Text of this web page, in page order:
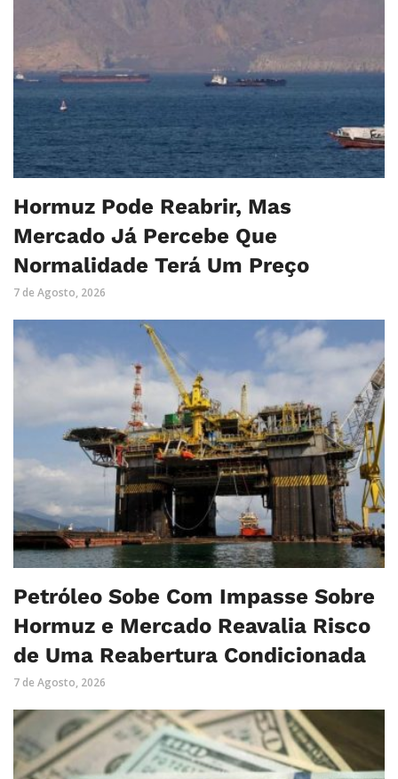
Hormuz Pode Reabrir, Mas
Mercado Já Percebe Que
Normalidade Terá Um Preço
7 de Agosto, 2026
Petróleo Sobe Com Impasse Sobre
Hormuz e Mercado Reavalia Risco
de Uma Reabertura Condicionada
7 de Agosto, 2026